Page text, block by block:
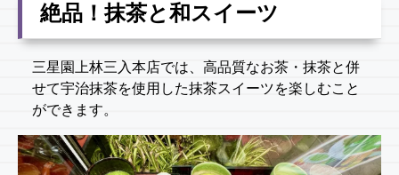
絶品！抹茶と和スイーツ
三星園上林三入本店では、高品質なお茶・抹茶と併
せて宇治抹茶を使用した抹茶スイーツを楽しむこと
ができます。